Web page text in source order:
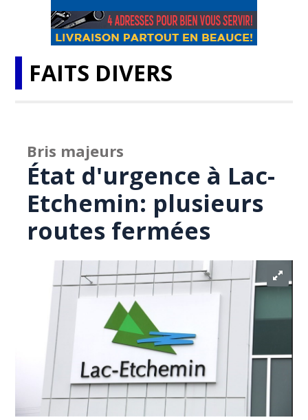
FAITS DIVERS
Bris majeurs
État d'urgence à Lac-
Etchemin: plusieurs
routes fermées